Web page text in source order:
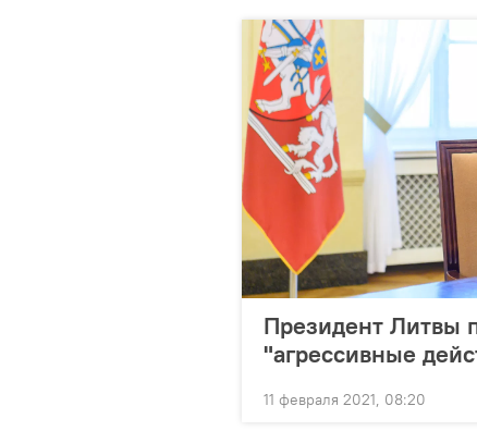
Президент Литвы
"агрессивные
11 февраля 2021, 08:20